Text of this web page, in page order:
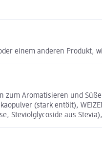
einem anderen
Aromatisieren und
(stark entölt),
Steviolglycoside aus